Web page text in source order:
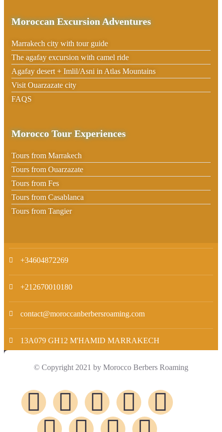
Moroccan Excursion Adventures
Marrakech city with tour guide
The agafay excursion with camel ride
Agafay desert + Imlil/Asni in Atlas Mountains
Visit Ouarzazate city
FAQS
Morocco Tour Experiences
Tours from Marrakech
Tours from Ouarzazate
Tours from Fes
Tours from Casablanca
Tours from Tangier
+34604872269
+212670010180
contact@moroccanberbersroaming.com
13A079 GH12 M'HAMID MARRAKECH
© Copyright 2021 by Morocco Berbers Roaming